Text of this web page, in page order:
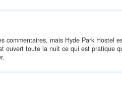
commentaires, mais Hyde Park Hostel
ouvert toute la nuit ce qui est pratique